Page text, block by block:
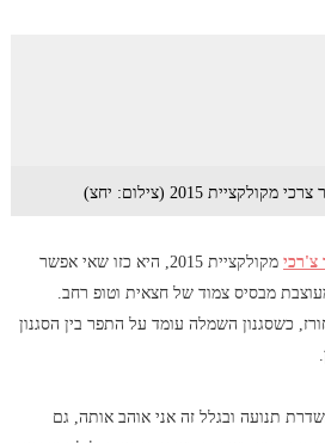
2015 (צילום: יחצ)
צ'רכי
מקולקציית 2015, היא כזו שאי אפשר
מבסיס צמוד של חצאית וטופ רחב.
כשסגנון השמלה עומד על התפר בין הסגנון
תנועה ובגלל זה אני אוהב אותה, גם